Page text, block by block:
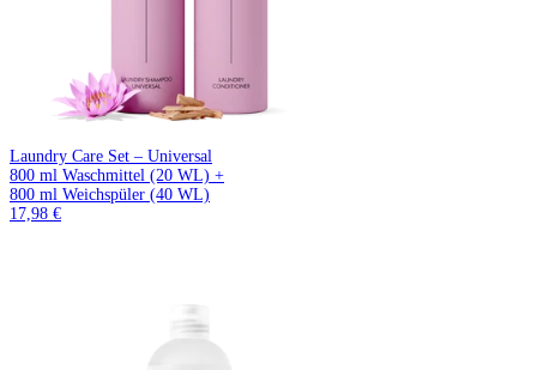
Laundry Care Set – Universal
800 ml Waschmittel (20 WL) +
800 ml Weichspüler (40 WL)
17,98 €